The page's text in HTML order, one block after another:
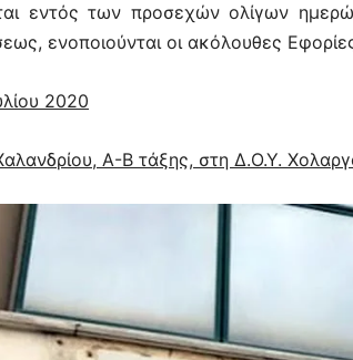
εντός των προσεχών ολίγων
ενοποιούνται οι ακόλουθες
2020
Α-Β τάξης, στη Δ.Ο.Υ.